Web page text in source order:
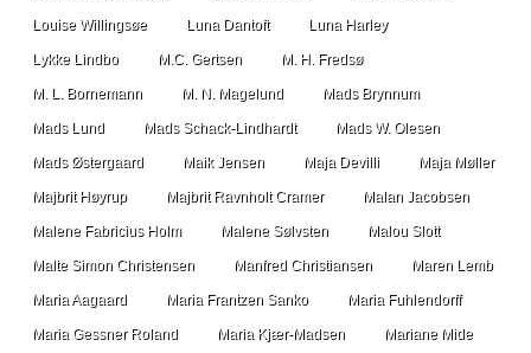
Louise Willingsøe Luna Dantoft Luna Harley
Lykke Lindbo M.C. Gertsen M. H. Fredsø
M. L. Bornemann M. N. Magelund Mads Brynnum
Mads Lund Mads Schack-Lindhardt Mads W. Olesen
Mads Østergaard Maik Jensen Maja Devilli Maja Møller
Majbrit Høyrup Majbrit Ravnholt Cramer Malan Jacobsen
Malene Fabricius Holm Malene Sølvsten Malou Slott
Malte Simon Christensen Manfred Christiansen Maren Lemb
Maria Aagaard Maria Frantzen Sanko Maria Fuhlendorff
Maria Gessner Roland Maria Kjær-Madsen Mariane Mide